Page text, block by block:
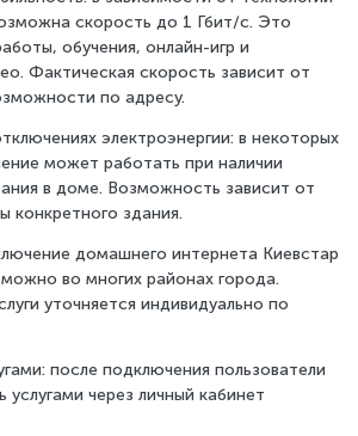
скорость до 1 Гбит/с. Это
обучения, онлайн-игр и
Фактическая скорость зависит от
по адресу.
электроэнергии: в некоторых
может работать при наличии
в доме. Возможность зависит от
конкретного здания.
домашнего интернета Киевстар
во многих районах города.
уточняется индивидуально по
после подключения пользователи
услугами через личный кабинет